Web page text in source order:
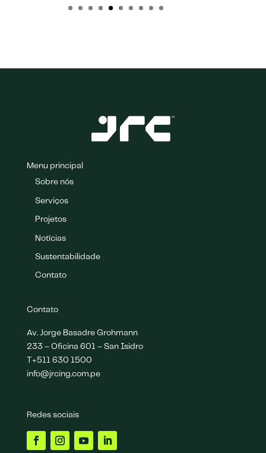
Menu principal
Sobre nós
Serviços
Projetos
Notícias
Sustentabilidade
Contato
Contato
Av. Jorge Basadre Grohmann
233 – Oficina 601 – San Isidro
T+511 630 1500
info@jrcing.com.pe
Redes sociais